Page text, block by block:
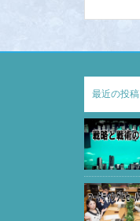
最近の投稿